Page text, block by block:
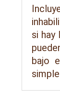
si hay
bajo